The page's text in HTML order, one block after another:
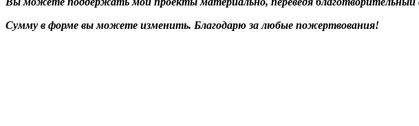
Сумму в форме вы можете изменить. Благодарю за любые пожертвования!